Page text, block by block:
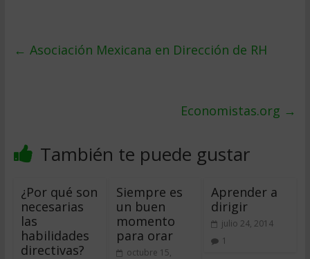
← Asociación Mexicana en Dirección de RH
Economistas.org →
También te puede gustar
¿Por qué son
necesarias
las
habilidades
directivas?
Siempre es
un buen
momento
para orar
octubre 15,
Aprender a
dirigir
julio 24, 2014
1